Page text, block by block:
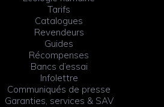
Tarifs
Catalogues
Revendeurs
Guides
Récompenses
Bancs d’essai
Infolettre
Communiqués de presse
Garanties, services & SAV